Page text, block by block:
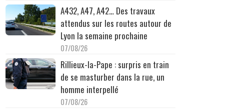
A432, A47, A42… Des travaux
attendus sur les routes autour de
Lyon la semaine prochaine
07/08/26
Rillieux-la-Pape : surpris en train
de se masturber dans la rue, un
homme interpellé
07/08/26